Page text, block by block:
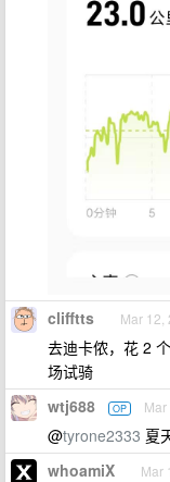
clifftts Mar 12,
去迪卡侬，花 2
场试骑
wtj688 OP
@tyrone2333 夏
whoamiX Mar